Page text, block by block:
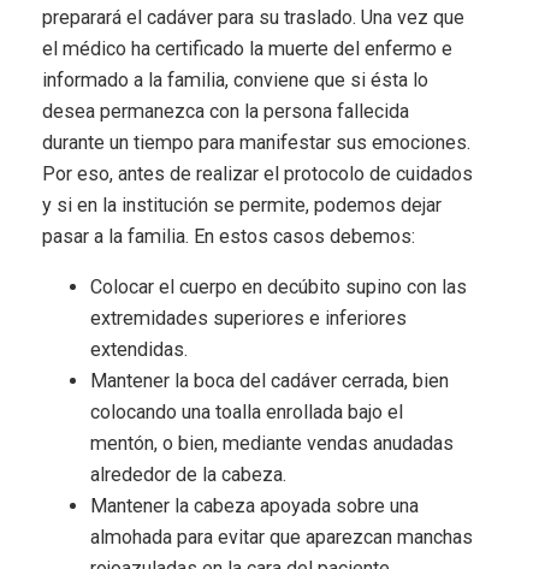
preparará el cadáver para su traslado. Una vez que
el médico ha certificado la muerte del enfermo e
informado a la familia, conviene que si ésta lo
desea permanezca con la persona fallecida
durante un tiempo para manifestar sus emociones.
Por eso, antes de realizar el protocolo de cuidados
y si en la institución se permite, podemos dejar
pasar a la familia. En estos casos debemos:
Colocar el cuerpo en decúbito supino con las
extremidades superiores e inferiores
extendidas.
Mantener la boca del cadáver cerrada, bien
colocando una toalla enrollada bajo el
mentón, o bien, mediante vendas anudadas
alrededor de la cabeza.
Mantener la cabeza apoyada sobre una
almohada para evitar que aparezcan manchas